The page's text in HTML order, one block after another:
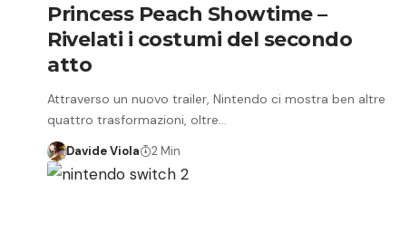
Princess Peach Showtime –
Rivelati i costumi del secondo
atto
Attraverso un nuovo trailer, Nintendo ci mostra ben altre
quattro trasformazioni, oltre…
Davide Viola 2 Min